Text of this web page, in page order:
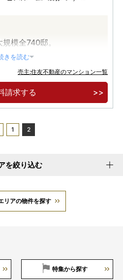
模全740邸。
～ 。
ラリーにてご案内!
きを読む
売主:住友不動産のマンション一覧
請求する
1 2
を絞り込む
リアの物件を探す
特集から探す